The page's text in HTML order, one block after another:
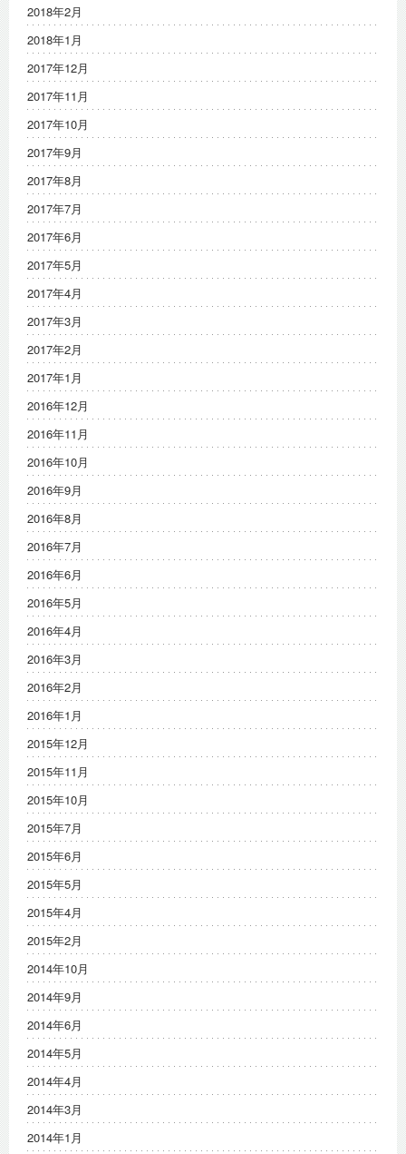
2018年2月
2018年1月
2017年12月
2017年11月
2017年10月
2017年9月
2017年8月
2017年7月
2017年6月
2017年5月
2017年4月
2017年3月
2017年2月
2017年1月
2016年12月
2016年11月
2016年10月
2016年9月
2016年8月
2016年7月
2016年6月
2016年5月
2016年4月
2016年3月
2016年2月
2016年1月
2015年12月
2015年11月
2015年10月
2015年7月
2015年6月
2015年5月
2015年4月
2015年2月
2014年10月
2014年9月
2014年6月
2014年5月
2014年4月
2014年3月
2014年1月